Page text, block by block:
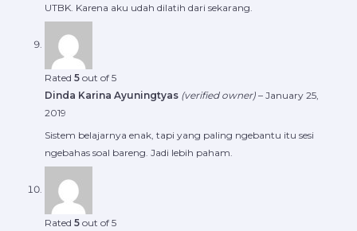
UTBK. Karena aku udah dilatih dari sekarang.
Rated 5 out of 5
Dinda Karina Ayuningtyas (verified owner) – January 25,
2019
Sistem belajarnya enak, tapi yang paling ngebantu itu sesi
ngebahas soal bareng. Jadi lebih paham.
Rated 5 out of 5